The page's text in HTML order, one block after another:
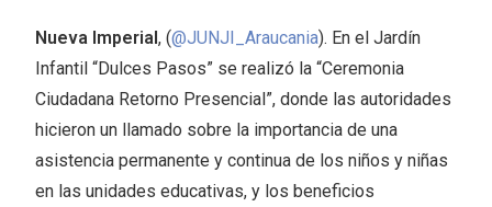
Nueva Imperial, (@JUNJI_Araucania). En el Jardín
Infantil “Dulces Pasos” se realizó la “Ceremonia
Ciudadana Retorno Presencial”, donde las autoridades
hicieron un llamado sobre la importancia de una
asistencia permanente y continua de los niños y niñas
en las unidades educativas, y los beneficios